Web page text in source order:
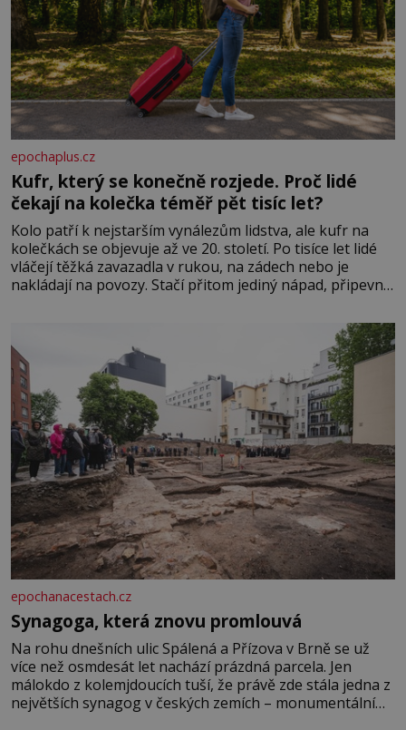
epochaplus.cz
Kufr, který se konečně rozjede. Proč lidé
čekají na kolečka téměř pět tisíc let?
Kolo patří k nejstarším vynálezům lidstva, ale kufr na
kolečkách se objevuje až ve 20. století. Po tisíce let lidé
vláčejí těžká zavazadla v rukou, na zádech nebo je
nakládají na povozy. Stačí přitom jediný nápad, připevnit
nedostane. Až jednou se na letišti ozve věta, která změní
epochanacestach.cz
Synagoga, která znovu promlouvá
Na rohu dnešních ulic Spálená a Přízova v Brně se už
více než osmdesát let nachází prázdná parcela. Jen
málokdo z kolemjdoucích tuší, že právě zde stála jedna z
největších synagog v českých zemích – monumentální